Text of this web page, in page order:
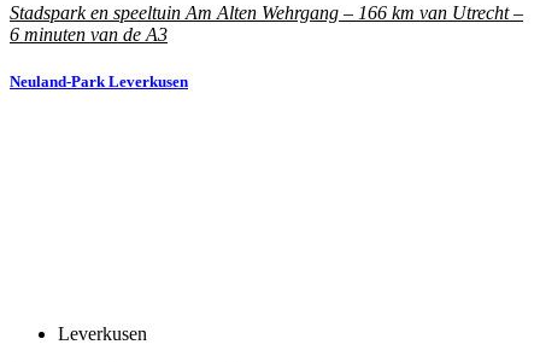
Stadspark en speeltuin Am Alten Wehrgang – 166 km van Utrecht –
6 minuten van de A3
Neuland-Park Leverkusen
Leverkusen